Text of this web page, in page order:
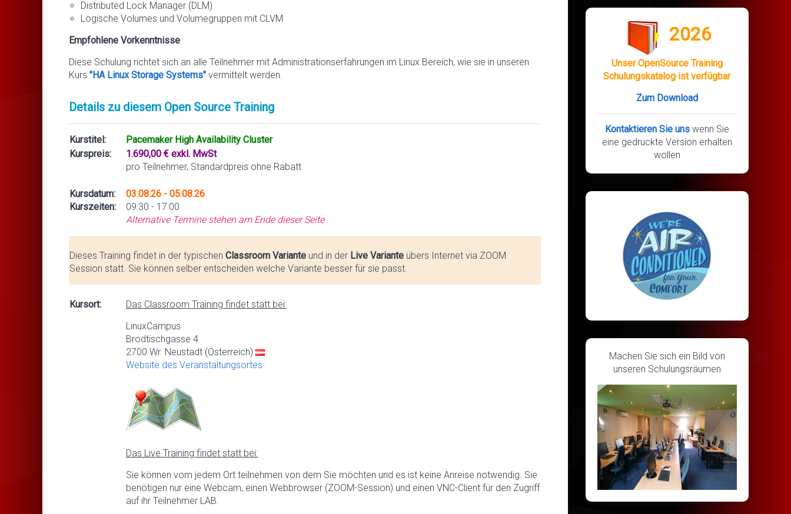
Distributed Lock Manager (DLM)
Logische Volumes und Volumegruppen mit CLVM
Empfohlene Vorkenntnisse
Diese Schulung richtet sich an alle Teilnehmer mit Administrationserfahrungen im Linux Bereich, wie sie in unseren
Kurs "HA Linux Storage Systems" vermittelt werden.
Details zu diesem Open Source Training
Kurstitel:
Pacemaker High Availability Cluster
Kurspreis:
1.690,00 € exkl. MwSt
pro Teilnehmer, Standardpreis ohne Rabatt
Kursdatum:
Kurszeiten:
03.08.26 - 05.08.26
09:30 - 17:00
Alternative Termine stehen am Ende dieser Seite
Dieses Training findet in der typischen Classroom Variante und in der Live Variante übers Internet via ZOOM
Session statt. Sie können selber entscheiden welche Variante besser für sie passt.
Kursort:
Das Classroom Training findet statt bei:
LinuxCampus
Brodtischgasse 4
2700 Wr. Neustadt (Österreich)
Website des Veranstaltungsortes
Das Live Training findet statt bei:
Sie können vom jedem Ort teilnehmen von dem Sie möchten und es ist keine Anreise notwendig. Sie
benötigen nur eine Webcam, einen Webbrowser (ZOOM-Session) und einen VNC-Client für den Zugriff
auf ihr Teilnehmer LAB.
2026
Unser OpenSource Training
Schulungskatalog ist verfügbar
Zum Download
Kontaktieren Sie uns wenn Sie
eine gedruckte Version erhalten
wollen
Machen Sie sich ein Bild von
unseren Schulungsräumen